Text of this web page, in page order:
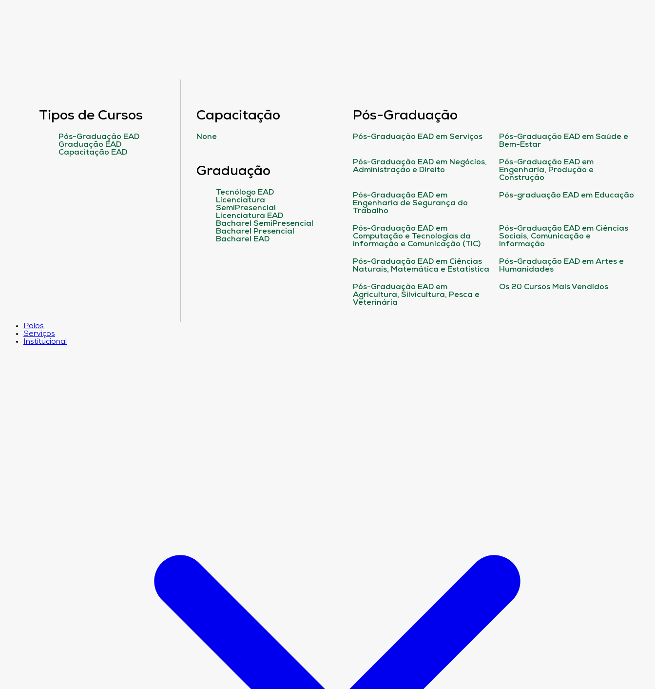
Tipos de Cursos
Pós-Graduação EAD
Graduação EAD
Capacitação EAD
Capacitação
None
Graduação
Tecnólogo EAD
Licenciatura
SemiPresencial
Licenciatura EAD
Bacharel SemiPresencial
Bacharel Presencial
Bacharel EAD
Pós-Graduação
Pós-Graduação EAD em Serviços
Pós-Graduação EAD em Saúde e
Bem-Estar
Pós-Graduação EAD em Negócios,
Administração e Direito
Pós-Graduação EAD em
Engenharia, Produção e
Construção
Pós-Graduação EAD em
Engenharia de Segurança do
Trabalho
Pós-graduação EAD em Educação
Pós-Graduação EAD em
Computação e Tecnologias da
informação e Comunicação (TIC)
Pós-Graduação EAD em Ciências
Sociais, Comunicação e
Informação
Pós-Graduação EAD em Ciências
Naturais, Matemática e Estatística
Pós-Graduação EAD em Artes e
Humanidades
Pós-Graduação EAD em
Agricultura, Silvicultura, Pesca e
Veterinária
Os 20 Cursos Mais Vendidos
Polos
Serviços
Institucional